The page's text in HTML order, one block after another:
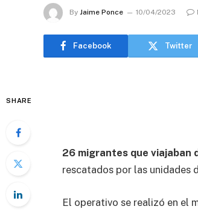
By Jaime Ponce 10/04/2023
Facebook Twitter
SHARE
26 migrantes que viajaban
rescatados por las unidades
El operativo se realizó en el